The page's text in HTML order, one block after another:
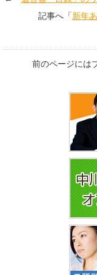
記事へ「 新年
前のページには